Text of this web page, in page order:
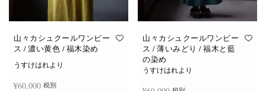
山々カシュクールワンピー
ス / 濃い黄色 / 福木染め
うすけはれより
¥60,000 税別
山々カシュクールワンピー
ス / 薄いみどり / 福木と藍
の染め
うすけはれより